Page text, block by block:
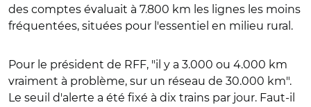
des comptes évaluait à 7.800 km les lignes les moins
fréquentées, situées pour l'essentiel en milieu rural.
Pour le président de RFF, "il y a 3.000 ou 4.000 km
vraiment à problème, sur un réseau de 30.000 km".
Le seuil d'alerte a été fixé à dix trains par jour. Faut-il